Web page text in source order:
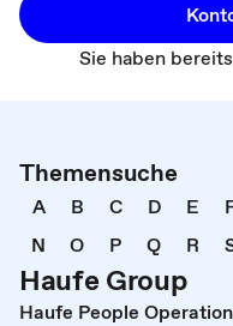
Sie haben
Themensuche
A B C D E
N
O P Q R
Haufe Group
Haufe People